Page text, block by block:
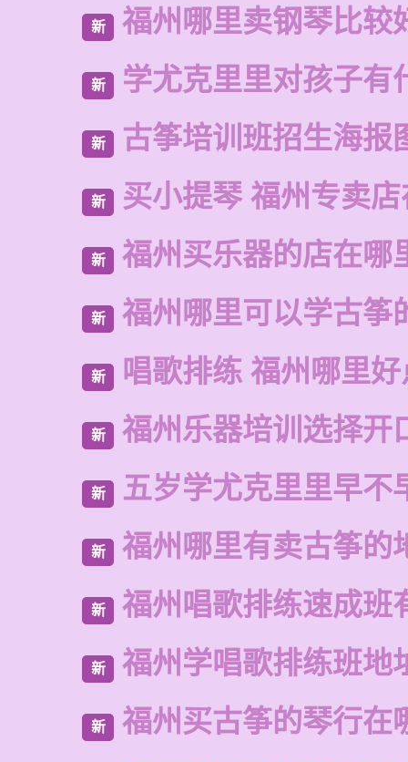
新 福州哪里卖钢琴比较
新 学尤克里里对孩子有
新 古筝培训班招生海报
新 买小提琴 福州专卖
新 福州买乐器的店在哪
新 福州哪里可以学古筝
新 唱歌排练 福州哪里
新 福州乐器培训选择开
新 五岁学尤克里里早不
新 福州哪里有卖古筝的
新 福州唱歌排练速成班
新 福州学唱歌排练班地
新 福州买古筝的琴行在